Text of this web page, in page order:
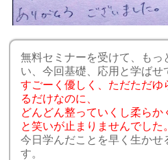
無料セミナーを受けて、もっ
い、今回基礎、応用と学ばせ
すごーく優しく、ただただゆ
るだけなのに、
どんどん整っていくし柔らか
と笑いが止まりませんでした。
今日学んだことを早く生かせ
す。